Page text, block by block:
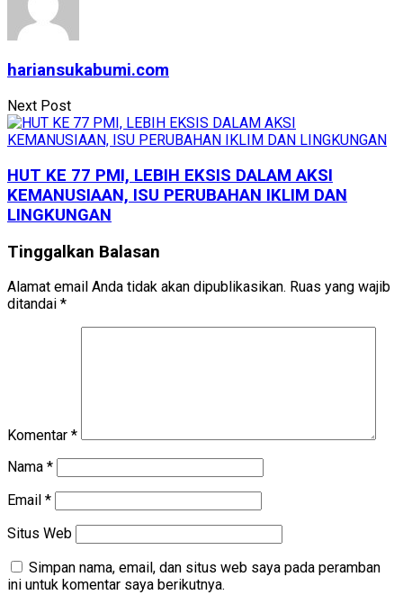
hariansukabumi.com
Next Post
HUT KE 77 PMI, LEBIH EKSIS DALAM AKSI
KEMANUSIAAN, ISU PERUBAHAN IKLIM DAN
LINGKUNGAN
Tinggalkan Balasan
Alamat email Anda tidak akan dipublikasikan. Ruas yang wajib
ditandai *
Komentar *
Nama *
Email *
Situs Web
Simpan nama, email, dan situs web saya pada peramban
ini untuk komentar saya berikutnya.